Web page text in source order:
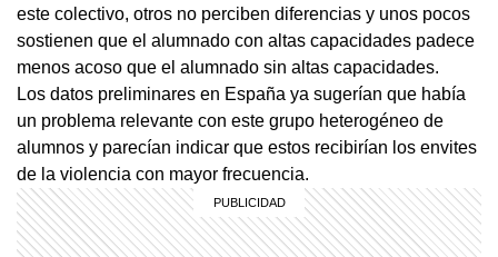
este colectivo, otros no perciben diferencias y unos pocos
sostienen que el alumnado con altas capacidades padece
menos acoso que el alumnado sin altas capacidades.
Los datos preliminares en España ya sugerían que había
un problema relevante con este grupo heterogéneo de
alumnos y parecían indicar que estos recibirían los envites
de la violencia con mayor frecuencia.